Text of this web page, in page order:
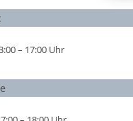
– 17:00 Uhr